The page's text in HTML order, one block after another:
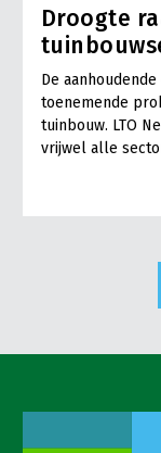
Droogte
De
toenemende
tuinbouw. LTO
vrijwel alle